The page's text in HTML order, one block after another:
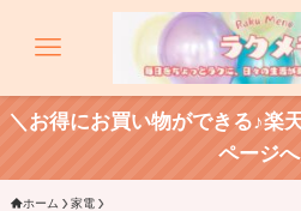
＼お得にお買い物ができる♪楽
ページ
ホーム 家電